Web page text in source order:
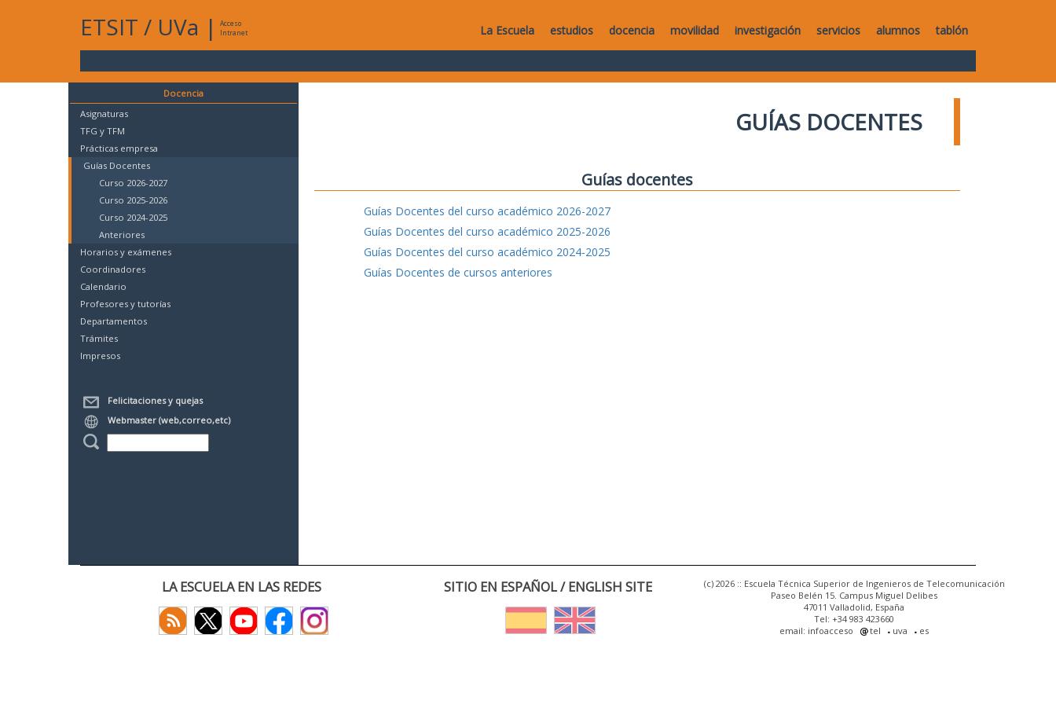
ETSIT / UVa |
Acceso
Intranet
La Escuela estudios docencia movilidad investigación servicios alumnos tablón
Docencia
Asignaturas
TFG y TFM
Prácticas empresa
Guías Docentes
Curso 2026-2027
Curso 2025-2026
Curso 2024-2025
Anteriores
Horarios y exámenes
Coordinadores
Calendario
Profesores y tutorías
Departamentos
Trámites
Impresos
Felicitaciones y quejas
Webmaster (web,correo,etc)
GUÍAS DOCENTES
Guías docentes
Guías Docentes del curso académico 2026-2027
Guías Docentes del curso académico 2025-2026
Guías Docentes del curso académico 2024-2025
Guías Docentes de cursos anteriores
LA ESCUELA EN LAS REDES SITIO EN ESPAÑOL / ENGLISH SITE
(c) 2026 :: Escuela Técnica Superior de Ingenieros de Telecomunicación
Paseo Belén 15. Campus Miguel Delibes
47011 Valladolid, España
Tel: +34 983 423660
email: infoacceso
tel uva es